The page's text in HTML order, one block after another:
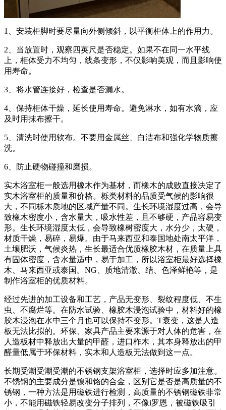
1、安装柜脚时要尽量向外侧倾斜，以平衡柜体上的作用力。
2、当放置时，观察四英尺是否稳定。如果不在同一水平线
上，柜体受力不均匀，线条变形，不仅影响美观，而且影响使
用寿命。
3、将水管连接好，检查是否漏水。
4、保持柜体干燥，延长使用寿命。避免淋水，如有水滴，应
及时用抹布擦干。
5、清洗时使用软布。不要用金属丝、白洁布和强化学物质擦
洗。
6、防止硬物碰撞和磨损。
实木浴室柜一般选用橡木作为基材，而橡木的成败直接决定了
实木浴室柜的质量和价格。栎类材料的品质受气候的影响很
大，不同栎木质地的区域产量不同。生长环境湿度过高，会导
致橡木密度小，含水量大，吸水性差，且不够硬，产品容易变
形。生长环境湿度太低，会导致橡树密度大，水分少，太硬，
材质干燥，易碎，易爆。由于马来西亚和泰国地处南太平洋，
土壤肥沃，气候炎热，生长最适合优质橡胶木材，在质量上具
有固体密度，含水量适中，易于加工，所以浴室柜最好选择橡
木、马来西亚或泰国。NG、质地清澈、结、色泽鲜艳等，是
制作浴室柜的优质材料。
经过先进的加工设备和工艺，产品无变形、裂纹程度低、不生
虫、不腐烂等。在防水试验、橡胶木浸泡试验中，材料好的橡
胶木浸泡在水中三个月也可以保持不变形。T衰变，这是人造
板无法比拟的。环保、家具产品主要来源于对人体的危害，在
人造板材中释放出大量的甲醛，进口柞木，其本身释放出的甲
醛量低属于环保材料，实木和人造板无法做到这一点。
长期受潮受潮受潮的不锈钢支架浴室柜，选择时应多加注意。
不锈钢的主要成分是镍和铬的合金，区别它是否是高质量的不
锈钢，一种方法是用磁铁进行检测，高质量的不锈钢磁铁非常
小，不能用磁铁轻易改变分子排列，不像i罗恩，被磁铁吸引